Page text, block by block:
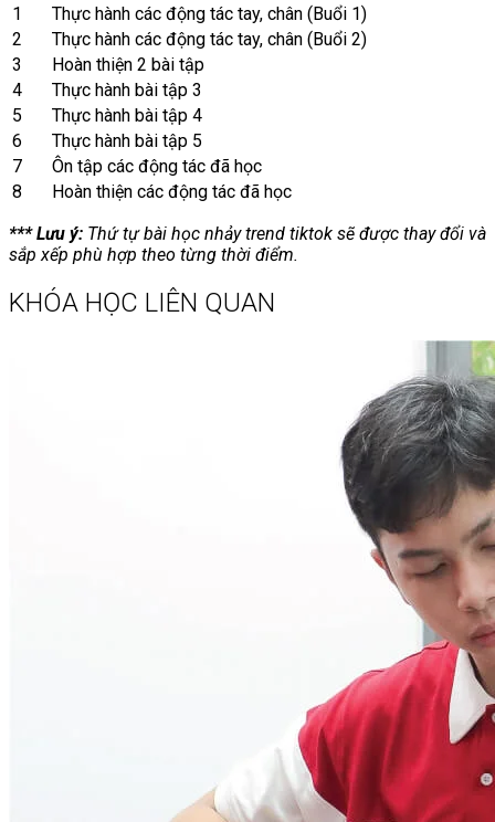
1
Thực hành các động tác tay, chân (Buổi 1)
2
Thực hành các động tác tay, chân (Buổi 2)
3
Hoàn thiện 2 bài tập
4
Thực hành bài tập 3
5
Thực hành bài tập 4
6
Thực hành bài tập 5
7
Ôn tập các động tác đã học
8
Hoàn thiện các động tác đã học
*** Lưu ý: Thứ tự bài học nhảy trend tiktok sẽ được thay đổi và
sắp xếp phù hợp theo từng thời điểm.
KHÓA HỌC LIÊN QUAN